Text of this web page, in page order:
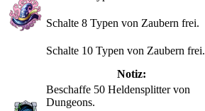
Schalte 8 Typen von Zaubern frei.
Schalte 10 Typen von Zaubern frei.
Notiz:
Beschaffe 50 Heldensplitter von
Dungeons.